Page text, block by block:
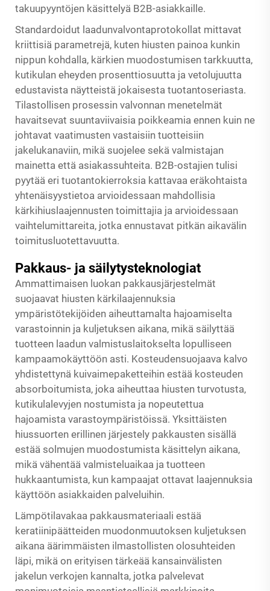
takuupyyntöjen käsittelyä B2B-asiakkaille.
Standardoidut laadunvalvontaprotokollat mittavat
kriittisiä parametrejä, kuten hiusten painoa kunkin
nippun kohdalla, kärkien muodostumisen tarkkuutta,
kutikulan eheyden prosenttiosuutta ja vetolujuutta
edustavista näytteistä jokaisesta tuotantoseriasta.
Tilastollisen prosessin valvonnan menetelmät
havaitsevat suuntaviivaisia poikkeamia ennen kuin ne
johtavat vaatimusten vastaisiin tuotteisiin
jakelukanaviin, mikä suojelee sekä valmistajan
mainetta että asiakassuhteita. B2B-ostajien tulisi
pyytää eri tuotantokierroksia kattavaa eräkohtaista
yhtenäisyystietoa arvioidessaan mahdollisia
kärkihiuslaajennusten toimittajia ja arvioidessaan
vaihtelumittareita, jotka ennustavat pitkän aikavälin
toimitusluotettavuutta.
Pakkaus- ja säilytysteknologiat
Ammattimaisen luokan pakkausjärjestelmät
suojaavat hiusten kärkilaajennuksia
ympäristötekijöiden aiheuttamalta hajoamiselta
varastoinnin ja kuljetuksen aikana, mikä säilyttää
tuotteen laadun valmistuslaitokselta lopulliseen
kampaamokäyttöön asti. Kosteudensuojaava kalvo
yhdistettynä kuivaimepaketteihin estää kosteuden
absorboitumista, joka aiheuttaa hiusten turvotusta,
kutikulalevyjen nostumista ja nopeutettua
hajoamista varastoympäristöissä. Yksittäisten
hiussuorten erillinen järjestely pakkausten sisällä
estää solmujen muodostumista käsittelyn aikana,
mikä vähentää valmisteluaikaa ja tuotteen
hukkaantumista, kun kampaajat ottavat laajennuksia
käyttöön asiakkaiden palveluihin.
Lämpötilavakaa pakkausmateriaali estää
keratiinipäätteiden muodonmuutoksen kuljetuksen
aikana äärimmäisten ilmastollisten olosuhteiden
läpi, mikä on erityisen tärkeää kansainvälisten
jakelun verkojen kannalta, jotka palvelevat